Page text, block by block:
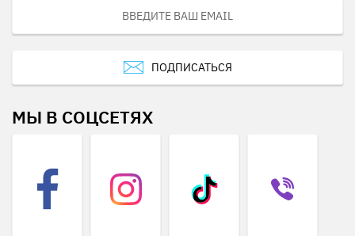
ПОДПИСАТЬСЯ
МЫ В СОЦСЕТЯХ